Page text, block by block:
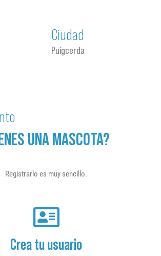
Ciudad
Puigcerda
UNA MASCOTA?
Registrarlo es muy sencillo.
Crea tu usuario